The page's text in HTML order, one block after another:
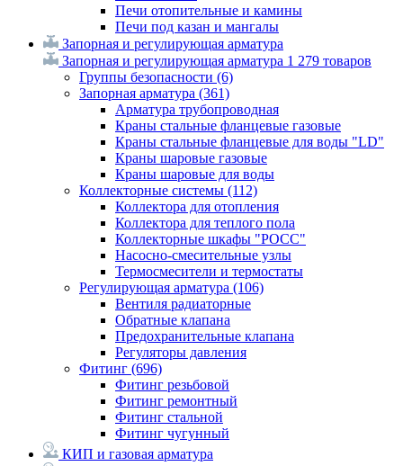
Печи отопительные и камины
Печи под казан и мангалы
Запорная и регулирующая арматура
Запорная и регулирующая арматура 1 279 товаров
Группы безопасности (6)
Запорная арматура (361)
Арматура трубопроводная
Краны стальные фланцевые газовые
Краны стальные фланцевые для воды "LD"
Краны шаровые газовые
Краны шаровые для воды
Коллекторные системы (112)
Коллектора для отопления
Коллектора для теплого пола
Коллекторные шкафы "РОСС"
Насосно-смесительные узлы
Термосмесители и термостаты
Регулирующая арматура (106)
Вентиля радиаторные
Обратные клапана
Предохранительные клапана
Регуляторы давления
Фитинг (696)
Фитинг резьбовой
Фитинг ремонтный
Фитинг стальной
Фитинг чугунный
КИП и газовая арматура